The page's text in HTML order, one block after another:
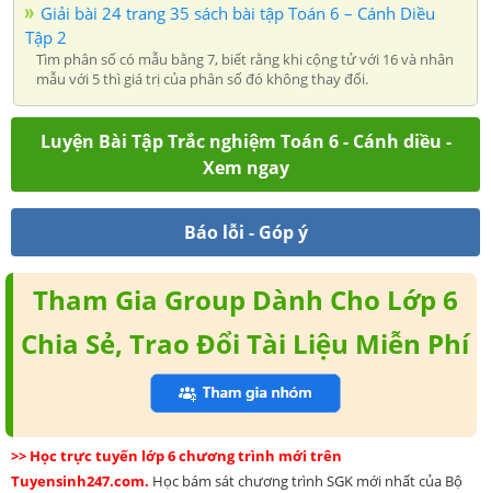
Giải bài 24 trang 35 sách bài tập Toán 6 – Cánh Diều
Tập 2
Tìm phân số có mẫu bằng 7, biết rằng khi cộng tử với 16 và nhân
mẫu với 5 thì giá trị của phân số đó không thay đổi.
Luyện Bài Tập Trắc nghiệm Toán 6 - Cánh diều -
Xem ngay
Báo lỗi - Góp ý
Tham Gia Group Dành Cho Lớp 6
Chia Sẻ, Trao Đổi Tài Liệu Miễn Phí
>> Học trực tuyến lớp 6 chương trình mới trên
Tuyensinh247.com. Học bám sát chương trình SGK mới nhất của Bộ